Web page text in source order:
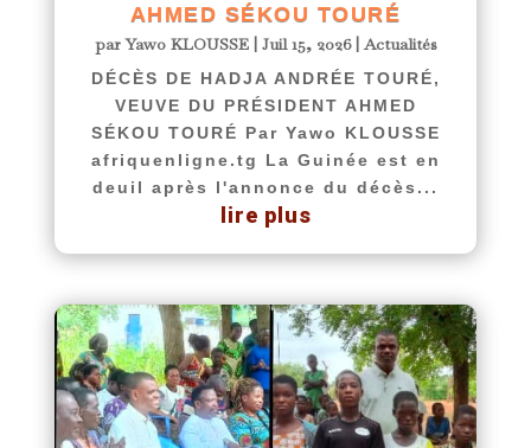
AHMED SÉKOU TOURÉ
parYawo KLOUSSE| Juil 15, 2026|Actualités
DÉCÈS DE HADJA ANDRÉE TOURÉ,
VEUVE DU PRÉSIDENT AHMED
SÉKOU TOURÉ Par Yawo KLOUSSE
afriquenligne.tg La Guinée est en
deuil après l'annonce du décès...
lire plus